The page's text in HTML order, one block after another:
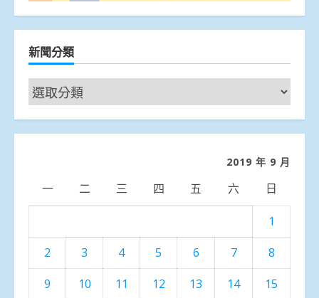
新聞分類
新
聞
分
2019 年 9 月
一 二 三 四 五 六 日
1
2
3 4 5 6 7
8
9
10 11 12 13 14
15